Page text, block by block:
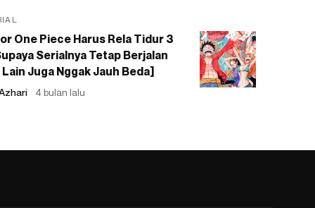
One Piece Harus Rela Tidur 3
Serialnya Tetap Berjalan
Lain Juga Nggak Jauh Beda]
4 bulan lalu